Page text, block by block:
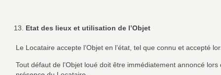
Etat des lieux et utilisation de l’Objet
Le Locataire accepte l’Objet en l’état, tel que connu et accepté
Tout défaut de l’Objet loué doit être immédiatement annoncé